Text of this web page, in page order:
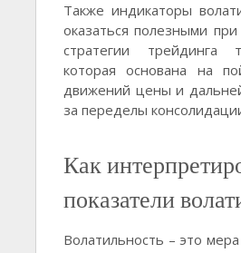
Также индикаторы
оказаться полезными
стратегии трейдинга
которая основана на
движений цены и
за переделы
Как
показатели
Волатильность – это